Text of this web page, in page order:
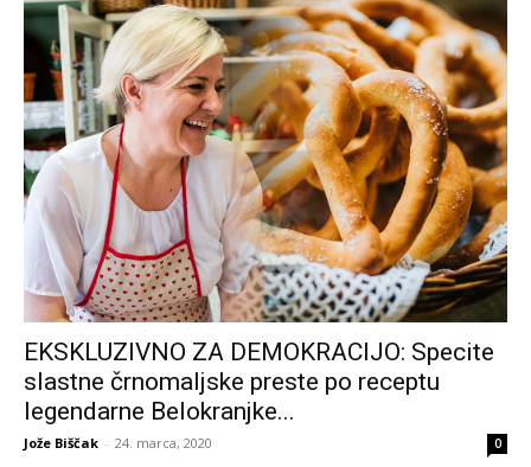
EKSKLUZIVNO ZA DEMOKRACIJO: Specite
slastne črnomaljske preste po receptu
legendarne Belokranjke...
Jože Biščak - 24. marca, 2020 0